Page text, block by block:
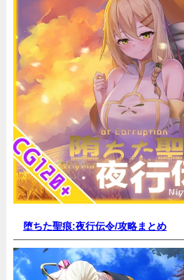
堕ちた聖痕:夜行伝令/攻略まとめ